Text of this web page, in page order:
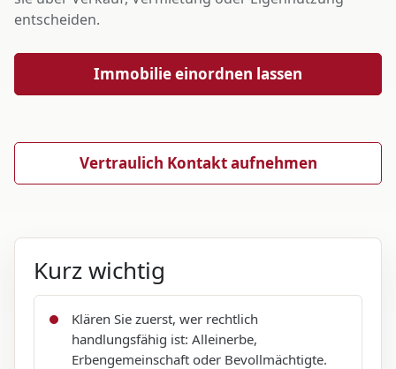
entscheiden.
Immobilie einordnen lassen
Vertraulich Kontakt aufnehmen
Kurz wichtig
Klären Sie zuerst, wer rechtlich
handlungsfähig ist: Alleinerbe,
Erbengemeinschaft oder Bevollmächtigte.